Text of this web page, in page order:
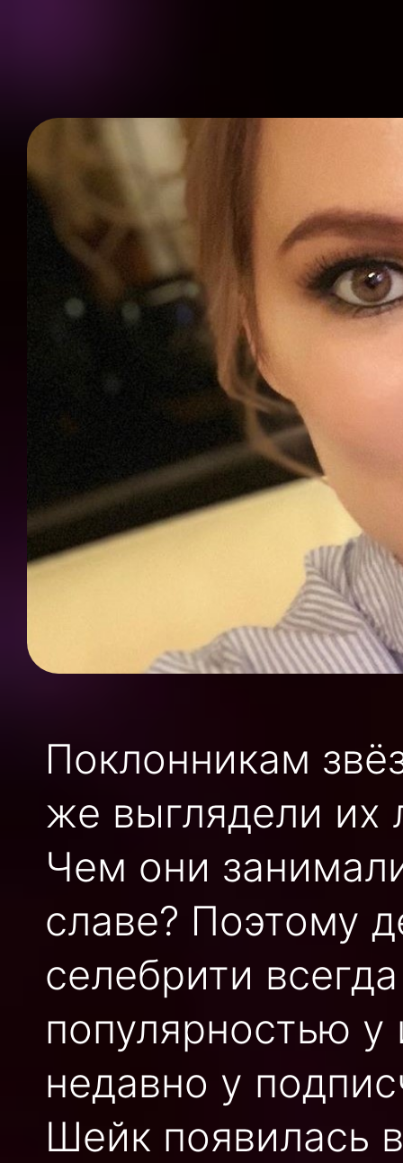
Поклонникам
же выглядели
Чем они
славе? Поэтому
селебрити
популярностью
недавно у
Шейк появилась